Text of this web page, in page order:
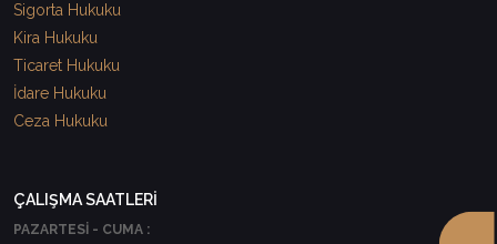
Sigorta Hukuku
Kira Hukuku
Ticaret Hukuku
İdare Hukuku
Ceza Hukuku
ÇALIŞMA SAATLERİ
PAZARTESİ - CUMA :